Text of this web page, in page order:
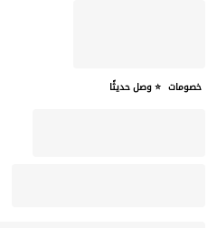
خصومات ⭐ وصل حديثًا